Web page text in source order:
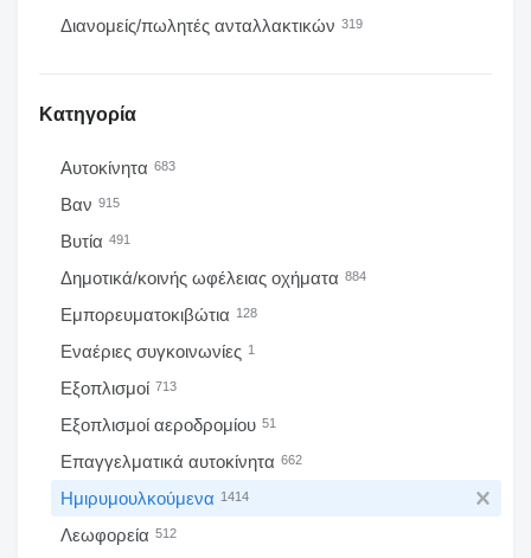
Διανομείς/πωλητές ανταλλακτικών 319
Κατηγορία
Αυτοκίνητα 683
Βαν 915
Βυτία 491
Δημοτικά/κοινής ωφέλειας οχήματα 884
Εμπορευματοκιβώτια 128
Εναέριες συγκοινωνίες 1
Εξοπλισμοί 713
Εξοπλισμοί αεροδρομίου 51
Επαγγελματικά αυτοκίνητα 662
Ημιρυμουλκούμενα 1414
Λεωφορεία 512